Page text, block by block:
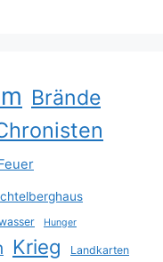
Brände
Hunger
Krieg Landkarten